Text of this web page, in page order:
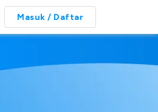
Masuk / Daftar